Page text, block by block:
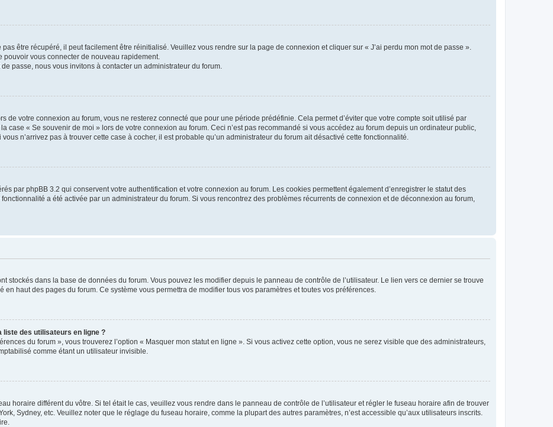
être récupéré, il peut facilement être réinitialisé. Veuillez vous rendre sur la page de connexion et cliquer sur « J’ai perdu mon mot de passe ».
vous connecter de nouveau rapidement.
passe, nous vous invitons à contacter un administrateur du forum.
de votre connexion au forum, vous ne resterez connecté que pour une période prédéfinie. Cela permet d’éviter que votre compte soit utilisé par
case « Se souvenir de moi » lors de votre connexion au forum. Ceci n’est pas recommandé si vous accédez au forum depuis un ordinateur public,
n’arrivez pas à trouver cette case à cocher, il est probable qu’un administrateur du forum ait désactivé cette fonctionnalité.
par phpBB 3.2 qui conservent votre authentification et votre connexion au forum. Les cookies permettent également d’enregistrer le statut des
a été activée par un administrateur du forum. Si vous rencontrez des problèmes récurrents de connexion et de déconnexion au forum,
stockés dans la base de données du forum. Vous pouvez les modifier depuis le panneau de contrôle de l’utilisateur. Le lien vers ce dernier se trouve
haut des pages du forum. Ce système vous permettra de modifier tous vos paramètres et toutes vos préférences.
liste des utilisateurs en ligne ?
du forum », vous trouverez l’option « Masquer mon statut en ligne ». Si vous activez cette option, vous ne serez visible que des administrateurs,
comme étant un utilisateur invisible.
horaire différent du vôtre. Si tel était le cas, veuillez vous rendre dans le panneau de contrôle de l’utilisateur et régler le fuseau horaire afin de trouver
Sydney, etc. Veuillez noter que le réglage du fuseau horaire, comme la plupart des autres paramètres, n’est accessible qu’aux utilisateurs inscrits.